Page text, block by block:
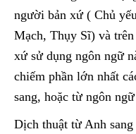
người bản xứ ( Chủ
Mạch, Thụy Sĩ) và
xứ sử dụng ngôn ngữ
chiếm phần lớn nhất
sang, hoặc từ ngôn
Dịch thuật từ Anh